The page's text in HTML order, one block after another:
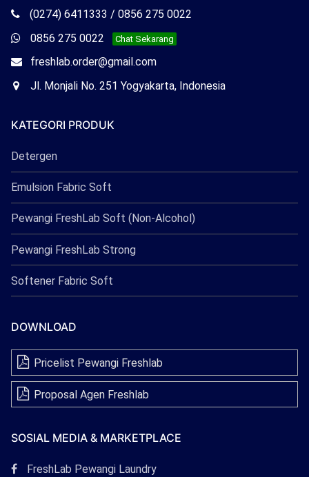
Telepon
Freshlab
(0274) 6411333 / 0856 275 0022
Whatsapp
Freshlab
0856 275 0022 Chat Sekarang
Email
Freshlab
freshlab.order@gmail.com
OfficeJl. Monjali No. 251 Yogyakarta, Indonesia
KATEGORI PRODUK
Detergen
Emulsion Fabric Soft
Pewangi FreshLab Soft (Non-Alcohol)
Pewangi FreshLab Strong
Softener Fabric Soft
DOWNLOAD
Pricelist Pewangi Freshlab
Proposal Agen Freshlab
SOSIAL MEDIA & MARKETPLACE
TautanFreshLab Pewangi Laundry